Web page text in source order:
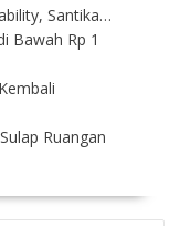
Santika…
Bawah Rp 1
Ruangan